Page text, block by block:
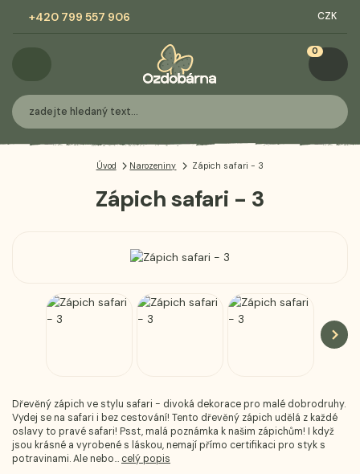
+420 799 557 906 CZK
0
Úvod Narozeniny Zápich safari - 3
Zápich safari - 3
Dřevěný zápich ve stylu safari - divoká dekorace pro malé dobrodruhy.
Vydej se na safari i bez cestování! Tento dřevěný zápich udělá z každé
oslavy to pravé safari! Psst, malá poznámka k našim zápichům! I když
jsou krásné a vyrobené s láskou, nemají přímo certifikaci pro styk s
potravinami. Ale nebo... celý popis